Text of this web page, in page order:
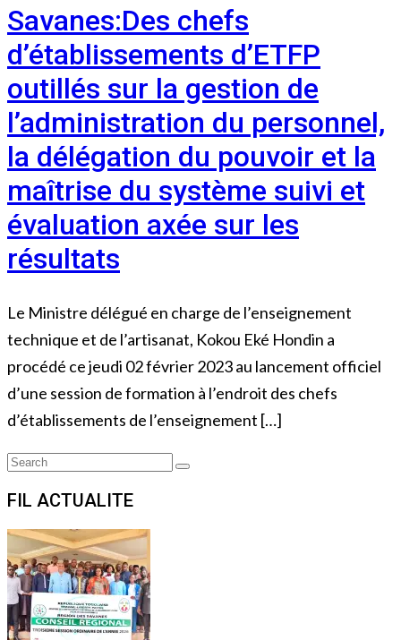
Savanes:Des chefs
d’établissements d’ETFP
outillés sur la gestion de
l’administration du personnel,
la délégation du pouvoir et la
maîtrise du système suivi et
évaluation axée sur les
résultats
Le Ministre délégué en charge de l’enseignement
technique et de l’artisanat, Kokou Eké Hondin a
procédé ce jeudi 02 février 2023 au lancement officiel
d’une session de formation à l’endroit des chefs
d’établissements de l’enseignement […]
Search
Search
FIL ACTUALITE